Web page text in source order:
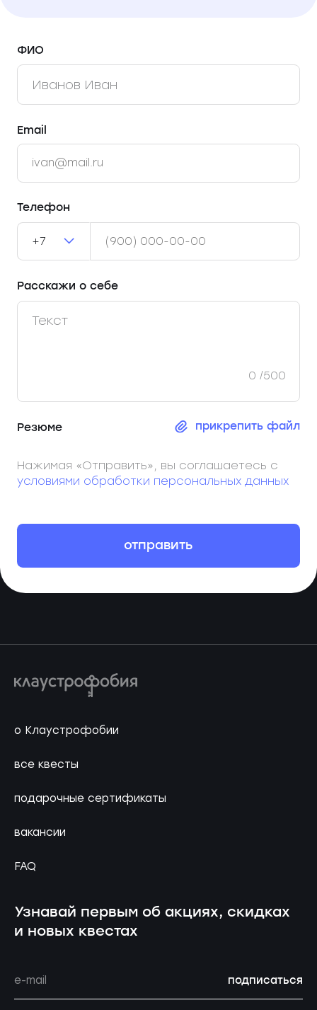
ФИО
Email
Телефон
+7
Расскажи о себе
0 /500
Резюме прикрепить файл
Нажимая «Отправить», вы соглашаетесь с
условиями обработки персональных данных
отправить
о Клаустрофобии
все квесты
подарочные сертификаты
вакансии
FAQ
Узнавай первым об акциях, скидках
и новых квестах
подписаться